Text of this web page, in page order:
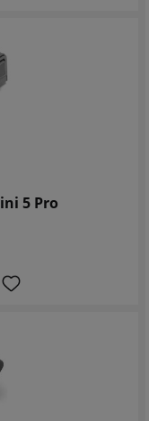
5 Pro